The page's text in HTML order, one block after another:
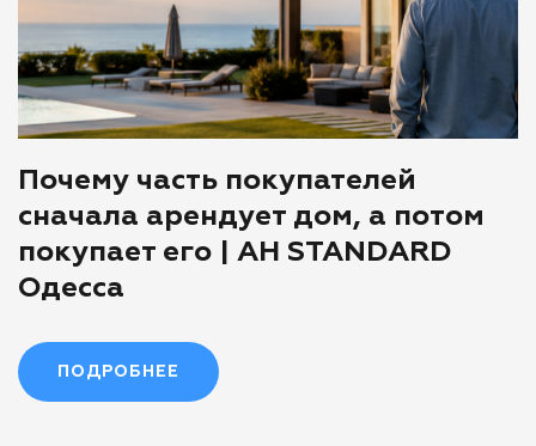
Почему часть покупателей
сначала арендует дом, а потом
покупает его | АН STANDARD
Одесса
ПОДРОБНЕЕ